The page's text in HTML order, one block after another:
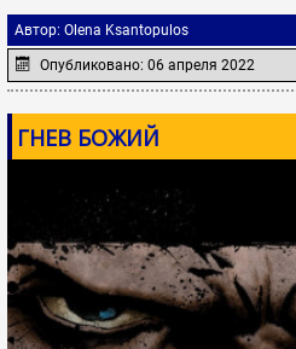
Автор: Olena Ksantopulos
Опубликовано: 06 апреля 2022
ГНЕВ БОЖИЙ